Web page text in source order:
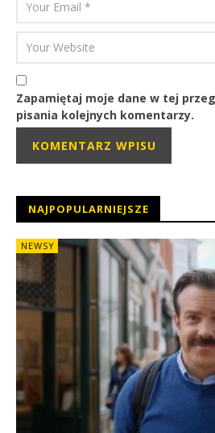
Zapamiętaj moje dane w tej
pisania kolejnych komentarzy.
NAJPOPULARNIEJSZE
NEWSY